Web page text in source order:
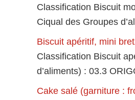
Classification Biscuit
Ciqual des Groupes
Biscuit apéritif, mini
Classification Biscuit
d’aliments) : 03.3
Cake salé (garniture :